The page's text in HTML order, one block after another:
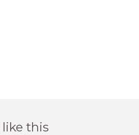
like this